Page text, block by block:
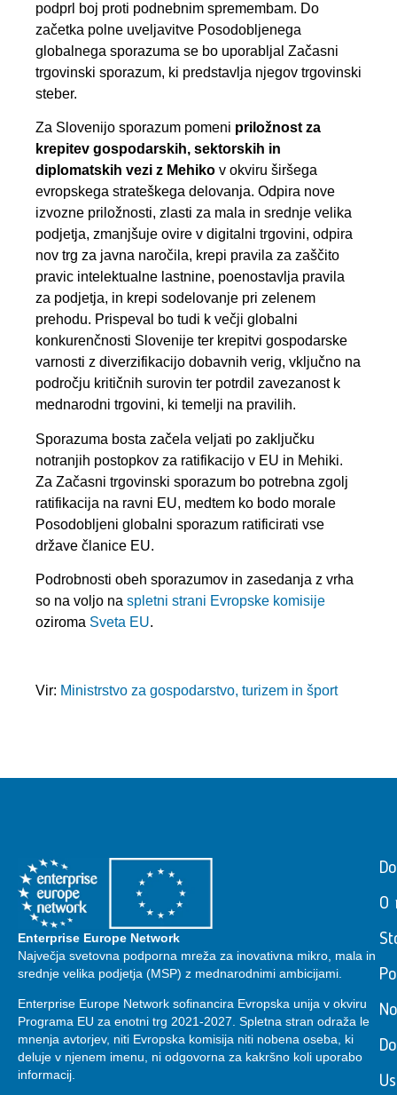
podprl boj proti podnebnim spremembam. Do
začetka polne uveljavitve Posodobljenega
globalnega sporazuma se bo uporabljal Začasni
trgovinski sporazum, ki predstavlja njegov trgovinski
steber.
Za Slovenijo sporazum pomeni priložnost za
krepitev gospodarskih, sektorskih in
diplomatskih vezi z Mehiko v okviru širšega
evropskega strateškega delovanja. Odpira nove
izvozne priložnosti, zlasti za mala in srednje velika
podjetja, zmanjšuje ovire v digitalni trgovini, odpira
nov trg za javna naročila, krepi pravila za zaščito
pravic intelektualne lastnine, poenostavlja pravila
za podjetja, in krepi sodelovanje pri zelenem
prehodu. Prispeval bo tudi k večji globalni
konkurenčnosti Slovenije ter krepitvi gospodarske
varnosti z diverzifikacijo dobavnih verig, vključno na
področju kritičnih surovin ter potrdil zavezanost k
mednarodni trgovini, ki temelji na pravilih.
Sporazuma bosta začela veljati po zaključku
notranjih postopkov za ratifikacijo v EU in Mehiki.
Za Začasni trgovinski sporazum bo potrebna zgolj
ratifikacija na ravni EU, medtem ko bodo morale
Posodobljeni globalni sporazum ratificirati vse
države članice EU.
Podrobnosti obeh sporazumov in zasedanja z vrha
so na voljo na spletni strani Evropske komisije
oziroma Sveta EU.
Vir: Ministrstvo za gospodarstvo, turizem in šport
Enterprise Europe Network
Največja svetovna podporna mreža za inovativna mikro, mala in
srednje velika podjetja (MSP) z mednarodnimi ambicijami.
Enterprise Europe Network sofinancira Evropska unija v okviru
Programa EU za enotni trg 2021-2027. Spletna stran odraža le
mnenja avtorjev, niti Evropska komisija niti nobena oseba, ki
deluje v njenem imenu, ni odgovorna za kakršno koli uporabo
informacij.
O